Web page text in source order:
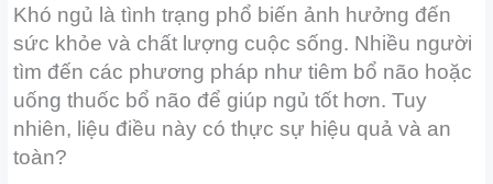
Khó ngủ là tình trạng phổ biến ảnh hưởng đến
sức khỏe và chất lượng cuộc sống. Nhiều người
tìm đến các phương pháp như tiêm bổ não hoặc
uống thuốc bổ não để giúp ngủ tốt hơn. Tuy
nhiên, liệu điều này có thực sự hiệu quả và an
toàn?